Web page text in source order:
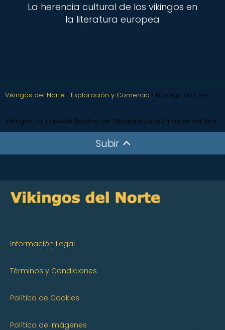
La herencia cultural de los vikingos en
la literatura europea
Vikingos del Norte Exploración y Comercio Navega con los
Vikingos: La Increíble Réplica de Drakkars para Amantes del Mar
Subir
Información Legal
Términos y Condiciones
Política de Cookies
Política de Imágenes